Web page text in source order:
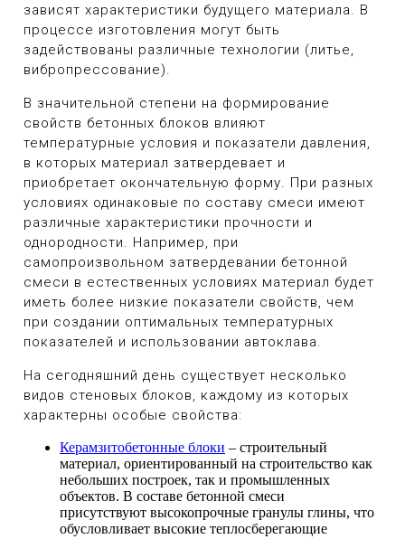
зависят характеристики будущего материала. В
процессе изготовления могут быть
задействованы различные технологии (литье,
вибропрессование).
В значительной степени на формирование
свойств бетонных блоков влияют
температурные условия и показатели давления,
в которых материал затвердевает и
приобретает окончательную форму. При разных
условиях одинаковые по составу смеси имеют
различные характеристики прочности и
однородности. Например, при
самопроизвольном затвердевании бетонной
смеси в естественных условиях материал будет
иметь более низкие показатели свойств, чем
при создании оптимальных температурных
показателей и использовании автоклава.
На сегодняшний день существует несколько
видов стеновых блоков, каждому из которых
характерны особые свойства:
Керамзитобетонные блоки – строительный
материал, ориентированный на строительство как
небольших построек, так и промышленных
объектов. В составе бетонной смеси
присутствуют высокопрочные гранулы глины, что
обусловливает высокие теплосберегающие